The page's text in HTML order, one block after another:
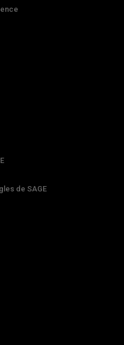
de SAGE